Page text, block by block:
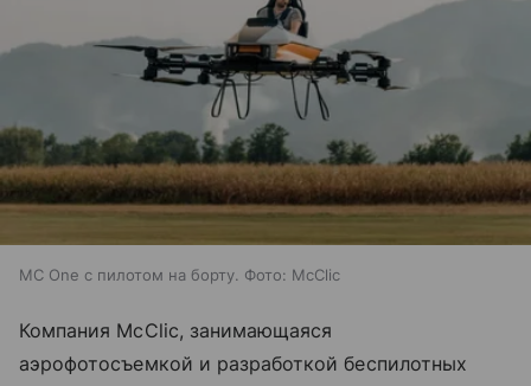
MC One c пилотом на борту. Фото: McClic
Компания McClic, занимающаяся
аэрофотосъемкой и разработкой беспилотных